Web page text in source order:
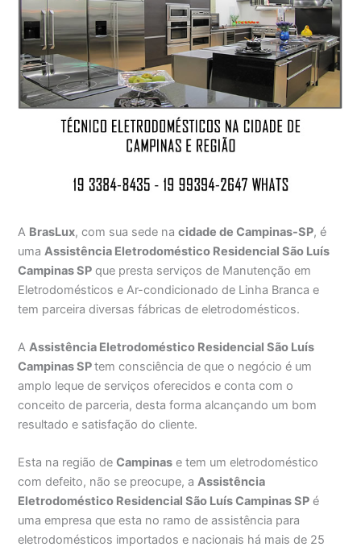
A BrasLux, com sua sede nacidade de Campinas-SP, é
umaAssistência Eletrodoméstico Residencial São Luís
Campinas SP que presta serviços de Manutenção em
Eletrodomésticos e Ar-condicionado de Linha Branca e
tem parceira diversas fábricas de eletrodomésticos.
AAssistência Eletrodoméstico Residencial São Luís
Campinas SPtem consciência de que o negócio é um
amplo leque de serviços oferecidos e conta com o
conceito de parceria, desta forma alcançando um bom
resultado e satisfação do cliente.
Esta na região deCampinas e tem um eletrodoméstico
com defeito, não se preocupe, aAssistência
Eletrodoméstico Residencial São Luís Campinas SP é
uma empresa que esta no ramo de assistência para
eletrodomésticos importados e nacionais há mais de 25